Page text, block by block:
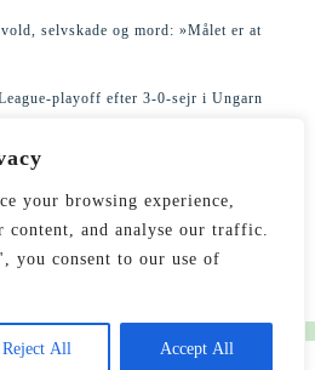
your browsing experience,
content, and analyse our traffic.
consent to our use of
Reject All Accept All
selvskade og mord: »Målet er at
playoff efter 3-0-sejr i Ungarn
praler af sine biler og luksuslivet i